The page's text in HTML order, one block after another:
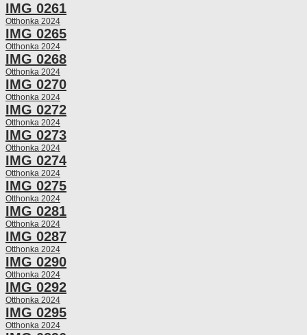
IMG 0261
Otthonka 2024
IMG 0265
Otthonka 2024
IMG 0268
Otthonka 2024
IMG 0270
Otthonka 2024
IMG 0272
Otthonka 2024
IMG 0273
Otthonka 2024
IMG 0274
Otthonka 2024
IMG 0275
Otthonka 2024
IMG 0281
Otthonka 2024
IMG 0287
Otthonka 2024
IMG 0290
Otthonka 2024
IMG 0292
Otthonka 2024
IMG 0295
Otthonka 2024